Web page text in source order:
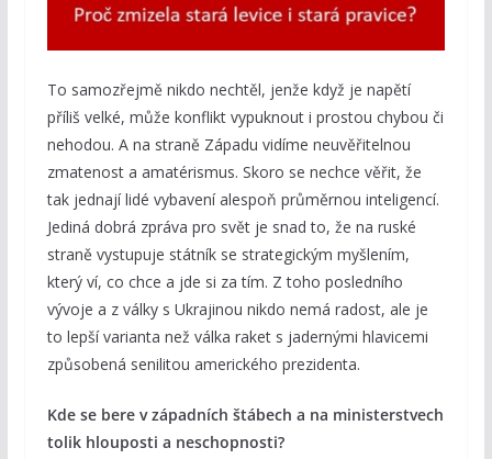
To samozřejmě nikdo nechtěl, jenže když je napětí
příliš velké, může konflikt vypuknout i prostou chybou či
nehodou. A na straně Západu vidíme neuvěřitelnou
zmatenost a amatérismus. Skoro se nechce věřit, že
tak jednají lidé vybavení alespoň průměrnou inteligencí.
Jediná dobrá zpráva pro svět je snad to, že na ruské
straně vystupuje státník se strategickým myšlením,
který ví, co chce a jde si za tím. Z toho posledního
vývoje a z války s Ukrajinou nikdo nemá radost, ale je
to lepší varianta než válka raket s jadernými hlavicemi
způsobená senilitou amerického prezidenta.
Kde se bere v západních štábech a na ministerstvech
tolik hlouposti a neschopnosti?